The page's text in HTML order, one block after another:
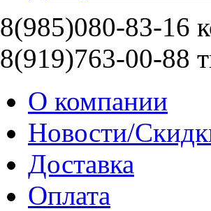
8(985)080-83-16
8(919)763-00-88
О компании
Новости/
Доставка
Оплата